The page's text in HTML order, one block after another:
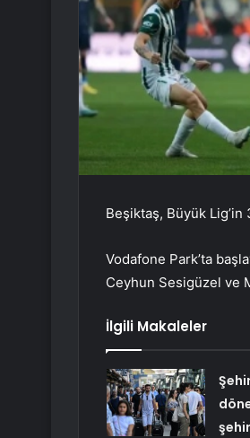
Beşiktaş, Büyük Lig’in
Vodafone Park’ta
Ceyhun Sesigüzel ve
İlgili Makaleler